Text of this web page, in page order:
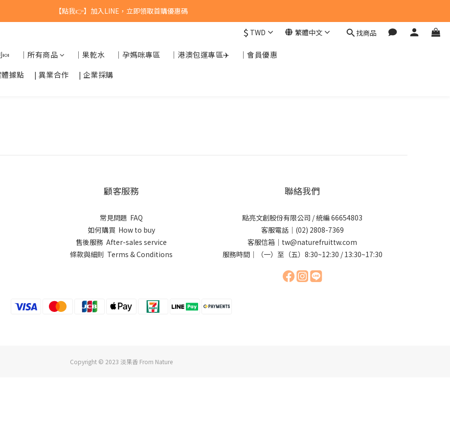
台灣$1200 免運 / 港澳 $5000 免運
【點我👉】加入LINE，立即領取首購優惠碼
台灣$1200 免運 / 港澳 $5000 免運
$ TWD 繁體中文 找商品
🍬 ｜所有商品 ｜果乾水 ｜孕媽咪專區 ｜港澳包運專區✈️
｜會員優惠
體據點 | 異業合作 | 企業採購
顧客服務
常見問題 FAQ
如何購買 How to buy
售後服務 After-sales service
條款與細則 Terms & Conditions
聯絡我們
點亮文創股份有限公司 / 統編 66654803
客服電話｜(02) 2808-7369
客服信箱｜tw@naturefruittw.com
服務時間｜（一）至（五）8:30~12:30 / 13:30~17:30
Copyright © 2023 淡果香 From Nature